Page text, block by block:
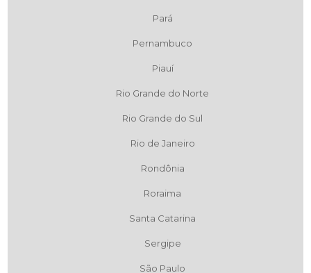
Pará
Pernambuco
Piauí
Rio Grande do Norte
Rio Grande do Sul
Rio de Janeiro
Rondônia
Roraima
Santa Catarina
Sergipe
São Paulo